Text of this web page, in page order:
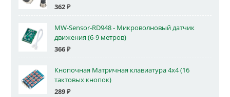
362₽
MW-Sensor-RD948 - Микроволновый датчик
движения (6-9 метров)
366₽
Кнопочная Матричная клавиатура 4x4 (16
тактовых кнопок)
289₽